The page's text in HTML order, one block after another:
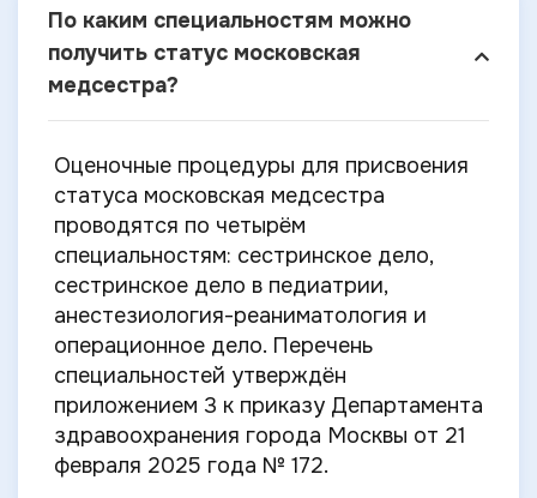
По каким специальностям можно
получить статус московская
медсестра?
Оценочные процедуры для присвоения
статуса московская медсестра
проводятся по четырём
специальностям: сестринское дело,
сестринское дело в педиатрии,
анестезиология-реаниматология и
операционное дело. Перечень
специальностей утверждён
приложением 3 к приказу Департамента
здравоохранения города Москвы от 21
февраля 2025 года № 172.